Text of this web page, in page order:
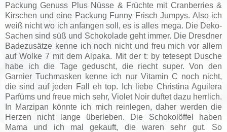
Packung Genuss Plus Nüsse & Früchte mit Cranberries &
Kirschen und eine Packung Funny Frisch Jumpys. Also ich
weiß nicht wo ich anfangen soll, es is alles mega. Die Deko-
Sachen sind süß und Schokolade geht immer. Die Dresdner
Badezusätze kenne ich noch nicht und freu mich vor allem
auf Wolke 7 mit dem Alpaka. Mit der t: by tetesept Dusche
habe ich die Tage geduscht, die riecht super. Von den
Garnier Tuchmasken kenne ich nur Vitamin C noch nicht,
die sind auf jeden Fall eh top. Ich liebe Christina Aguilera
Parfüms und freue mich sehr, Violet Noir duftet dazu herrlich.
In Marzipan könnte ich mich reinlegen, daher werden die
Herzen nicht lange überleben. Die Schokolöffel haben
Mama und ich mal gekauft, die waren sehr gut. So